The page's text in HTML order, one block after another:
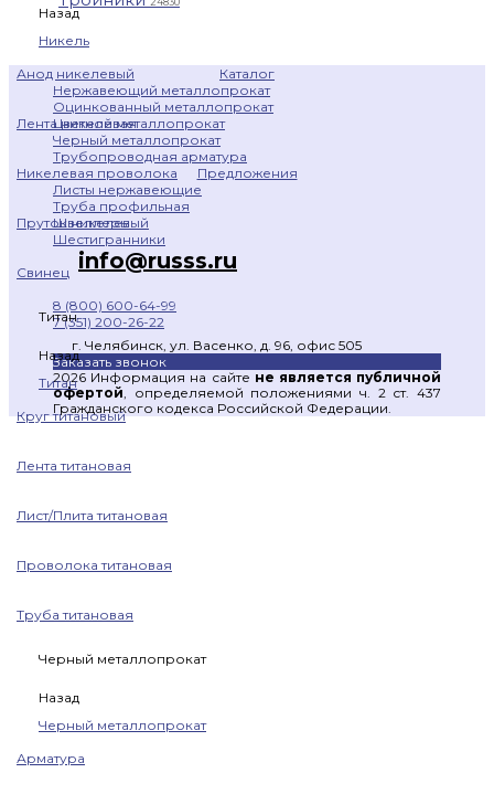
Назад
Никель
Анод никелевый
Лента никелевая
Никелевая проволока
Пруток никелевый
Свинец
Титан
Назад
Титан
Круг титановый
Лента титановая
Лист/Плита титановая
Проволока титановая
Труба титановая
Черный металлопрокат
Назад
Черный металлопрокат
Арматура
Каталог
Нержавеющий металлопрокат
Оцинкованный металлопрокат
Цветной металлопрокат
Черный металлопрокат
Трубопроводная арматура
Предложения
Листы нержавеющие
Труба профильная
Швеллеры
Шестигранники
info@russs.ru
8 (800) 600-64-99
7 (351) 200-26-22
г. Челябинск, ул. Васенко, д. 96, офис 505
Заказать звонок
2026 Информация на сайте не является публичной
офертой , определяемой положениями ч. 2 ст. 437
Гражданского кодекса Российской Федерации.